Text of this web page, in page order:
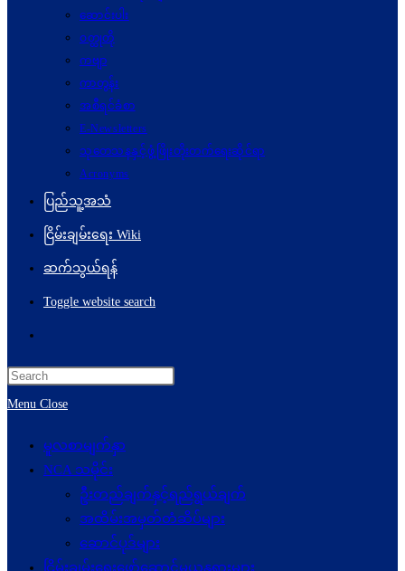
ဆောင်းပါး
ဝတ္ထုတို
ကဗျာ
ကာတွန်း
အစီရင်ခံစာ
E-Newsletters
သုတေသနနှင့်ဖွံ့ဖြိုးတိုးတက်ရေးဆိုင်ရာ
Acronyms
ပြည်သူ့အသံ
ငြိမ်းချမ်းရေး Wiki
ဆက်သွယ်ရန်
Toggle website search
Menu Close
မူလစာမျက်နှာ
NCA သမိုင်း
ဦးတည်ချက်နှင့်ရည်ရွယ်ချက်
အထိမ်းအမှတ်တံဆိပ်များ
ဆောင်ပုဒ်များ
ငြိမ်းချမ်းရေးဖော်‌ဆောင်မှုယန္တရားများ